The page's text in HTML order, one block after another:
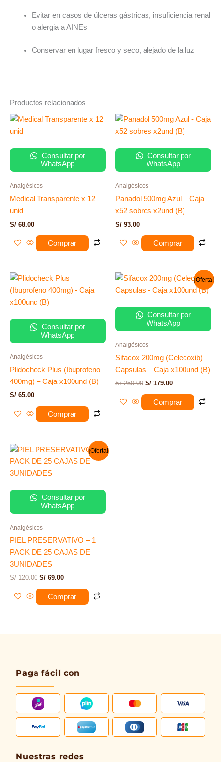
Evitar en casos de úlceras gástricas, insuficiencia renal
o alergia a AINEs
Conservar en lugar fresco y seco, alejado de la luz
Productos relacionados
Consultar por
WhatsApp
Analgésicos
Medical Transparente x 12
unid
S/ 68.00
Comprar
Consultar por
WhatsApp
Analgésicos
Panadol 500mg Azul – Caja
x52 sobres x2und (B)
S/ 93.00
Comprar
Consultar por
WhatsApp
Analgésicos
Plidocheck Plus (Ibuprofeno
400mg) – Caja x100und (B)
S/ 65.00
Comprar
¡Oferta!
Consultar por
WhatsApp
Analgésicos
Sifacox 200mg (Celecoxib)
Capsulas – Caja x100und (B)
S/250.00
El
original
S/ 179.00
El
precio
actual
Comprar
¡Oferta!
Consultar por
WhatsApp
Analgésicos
PIEL PRESERVATIVO – 1
PACK DE 25 CAJAS DE
3UNIDADES
S/120.00
El
original
era:
S/ 69.00
El
actual
Comprar
Paga fácil con
Nuestras redes